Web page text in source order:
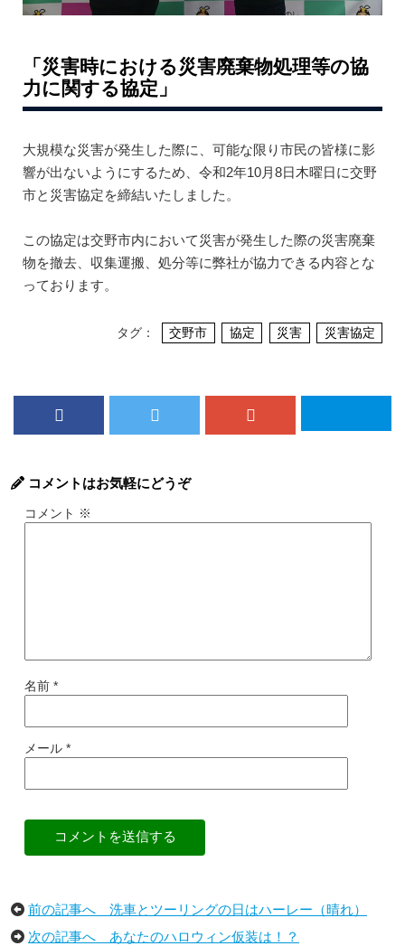
「災害時における災害廃棄物処理等の協
力に関する協定」
大規模な災害が発生した際に、可能な限り市民の皆様に影
響が出ないようにするため、令和2年10月8日木曜日に交野
市と災害協定を締結いたしました。
この協定は交野市内において災害が発生した際の災害廃棄
物を撤去、収集運搬、処分等に弊社が協力できる内容とな
っております。
タグ： 交野市 協定 災害 災害協定
コメントはお気軽にどうぞ
コメント ※
名前 *
メール *
コメントを送信する
前の記事へ 洗車とツーリングの日はハーレー（晴れ）
次の記事へ あなたのハロウィン仮装は！？